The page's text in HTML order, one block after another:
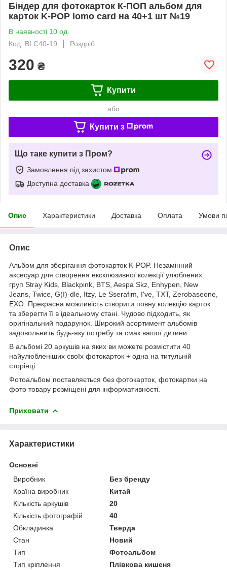
Біндер для фотокарток К-ПОП альбом для
карток K-POP lomo card на 40+1 шт №19
В наявності 10 од.
Код: BLC40-19
Роздріб
320 ₴
Купити
або
Купити з
Що таке купити з Пром?
Замовлення під захистом
Доступна доставка
Опис Характеристики Доставка Оплата Умови
Опис
Альбом для зберігання фотокарток K-POP. Незамінний
аксесуар для створення ексклюзивної колекції улюблених
груп Stray Kids, Blackpink, BTS, Aespa Skz, Enhypen, New
Jeans, Twice, G(I)-dle, Itzy, Le Sserafim, I've, TXT, Zerobaseone,
EXO. Прекрасна можливість створити повну колекцію карток
та зберегти її в ідеальному стані. Чудово підходить, як
оригінальний подарунок. Широкий асортимент альбомів
задовольнить будь-яку потребу та смак вашої дитини.
В альбомі 20 аркушів на яких ви можете розмістити 40
найулюбленіших своїх фотокарток + одна на титульній
сторінці.
Фотоальбом поставляється без фотокарток, фотокартки на
фото товару розміщені для інформативності.
Приховати
Характеристики
Основні
Виробник
Без бренду
Країна виробник
Китай
Кількість аркушів
20
Кількість фотографій
40
Обкладинка
Тверда
Стан
Новий
Тип
Фотоальбом
Тип кріплення
Плівкова кишеня